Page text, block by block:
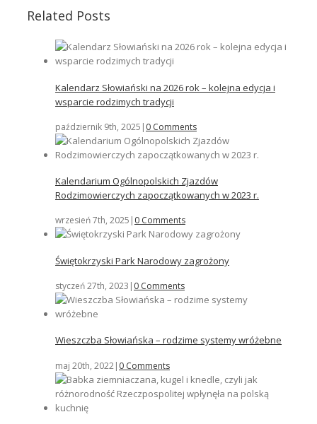
Related Posts
Kalendarz Słowiański na 2026 rok – kolejna edycja i
wsparcie rodzimych tradycji
październik 9th, 2025 | 0 Comments
Kalendarium Ogólnopolskich Zjazdów
Rodzimowierczych zapoczątkowanych w 2023 r.
wrzesień 7th, 2025 | 0 Comments
Świętokrzyski Park Narodowy zagrożony
styczeń 27th, 2023 | 0 Comments
Wieszczba Słowiańska – rodzime systemy wróżebne
maj 20th, 2022| 0 Comments